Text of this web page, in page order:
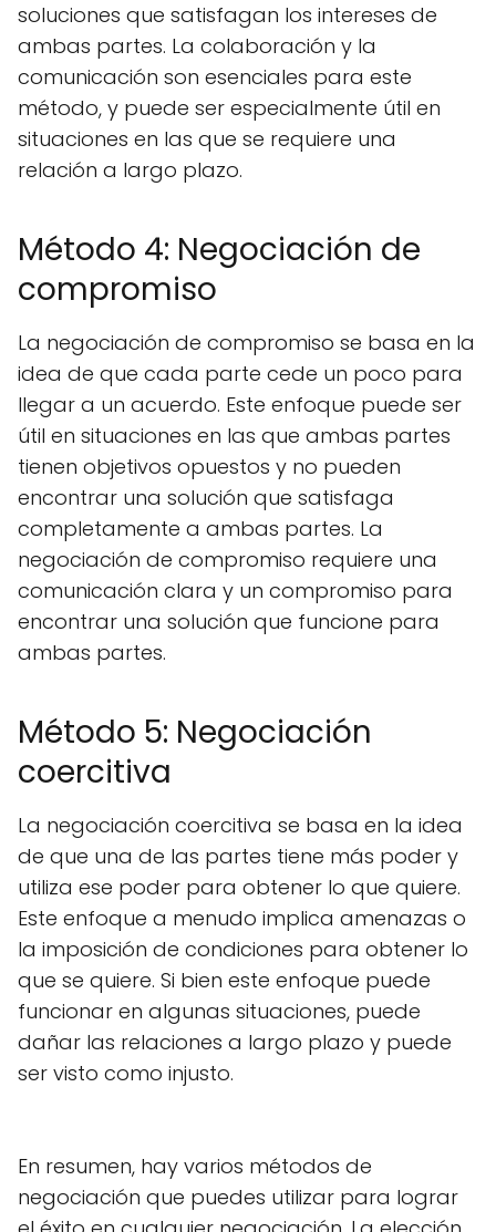
soluciones que satisfagan los intereses de
ambas partes. La colaboración y la
comunicación son esenciales para este
método, y puede ser especialmente útil en
situaciones en las que se requiere una
relación a largo plazo.
Método 4: Negociación de
compromiso
La negociación de compromiso se basa en la
idea de que cada parte cede un poco para
llegar a un acuerdo. Este enfoque puede ser
útil en situaciones en las que ambas partes
tienen objetivos opuestos y no pueden
encontrar una solución que satisfaga
completamente a ambas partes. La
negociación de compromiso requiere una
comunicación clara y un compromiso para
encontrar una solución que funcione para
ambas partes.
Método 5: Negociación
coercitiva
La negociación coercitiva se basa en la idea
de que una de las partes tiene más poder y
utiliza ese poder para obtener lo que quiere.
Este enfoque a menudo implica amenazas o
la imposición de condiciones para obtener lo
que se quiere. Si bien este enfoque puede
funcionar en algunas situaciones, puede
dañar las relaciones a largo plazo y puede
ser visto como injusto.
En resumen, hay varios métodos de
negociación que puedes utilizar para lograr